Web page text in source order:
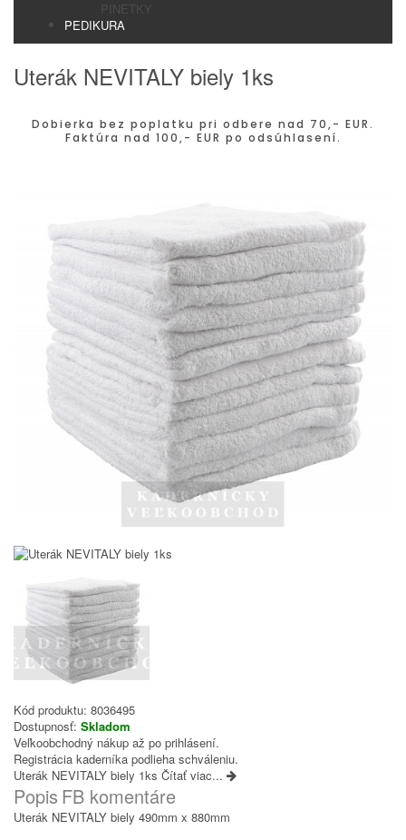
PINETKY
PEDIKURA
Uterák NEVITALY biely 1ks
Dobierka bez poplatku pri odbere nad 70,- EUR.
Faktúra nad 100,- EUR po odsúhlasení.
Kód produktu: 8036495
Dostupnosť: Skladom
Veľkoobchodný nákup až po prihlásení.
Registrácia kaderníka podlieha schváleniu.
Uterák NEVITALY biely 1ks Čítať viac...
Popis FB komentáre
Uterák NEVITALY biely 490mm x 880mm